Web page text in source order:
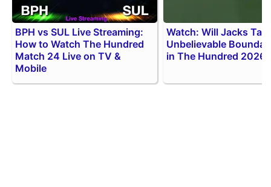
BPH vs SUL Live Streaming:
How to Watch The Hundred
Match 24 Live on TV &
Mobile
Watch: Will Jacks
Unbelievable
in The Hundred 2026